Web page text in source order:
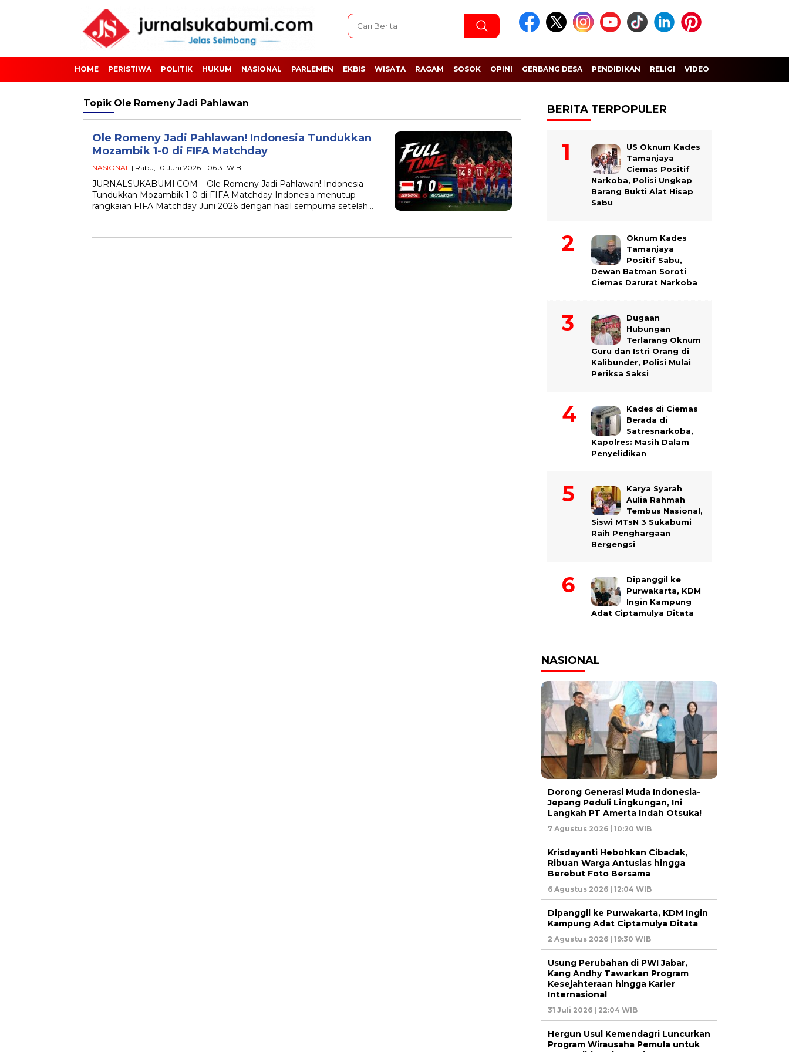
HOME PERISTIWA POLITIK HUKUM NASIONAL PARLEMEN EKBIS WISATA RAGAM SOSOK OPINI GERBANG DESA PENDIDIKAN RELIGI VIDEO
Topik Ole Romeny Jadi Pahlawan
Ole Romeny Jadi Pahlawan! Indonesia Tundukkan
Mozambik 1-0 di FIFA Matchday
NASIONAL | Rabu, 10 Juni 2026 - 06:31 WIB
JURNALSUKABUMI.COM – Ole Romeny Jadi Pahlawan! Indonesia
Tundukkan Mozambik 1-0 di FIFA Matchday Indonesia menutup
rangkaian FIFA Matchday Juni 2026 dengan hasil sempurna setelah…
BERITA TERPOPULER
US Oknum Kades
Tamanjaya
Ciemas Positif
Narkoba, Polisi Ungkap
Barang Bukti Alat Hisap
Sabu
Oknum Kades
Tamanjaya
Positif Sabu,
Dewan Batman Soroti
Ciemas Darurat Narkoba
Dugaan
Hubungan
Terlarang Oknum
Guru dan Istri Orang di
Kalibunder, Polisi Mulai
Periksa Saksi
Kades di Ciemas
Berada di
Satresnarkoba,
Kapolres: Masih Dalam
Penyelidikan
Karya Syarah
Aulia Rahmah
Tembus Nasional,
Siswi MTsN 3 Sukabumi
Raih Penghargaan
Bergengsi
Dipanggil ke
Purwakarta, KDM
Ingin Kampung
Adat Ciptamulya Ditata
NASIONAL
Dorong Generasi Muda Indonesia-
Jepang Peduli Lingkungan, Ini
Langkah PT Amerta Indah Otsuka!
7 Agustus 2026 | 10:20 WIB
Krisdayanti Hebohkan Cibadak,
Ribuan Warga Antusias hingga
Berebut Foto Bersama
6 Agustus 2026 | 12:04 WIB
Dipanggil ke Purwakarta, KDM Ingin
Kampung Adat Ciptamulya Ditata
2 Agustus 2026 | 19:30 WIB
Usung Perubahan di PWI Jabar,
Kang Andhy Tawarkan Program
Kesejahteraan hingga Karier
Internasional
31 Juli 2026 | 22:04 WIB
Hergun Usul Kemendagri Luncurkan
Program Wirausaha Pemula untuk